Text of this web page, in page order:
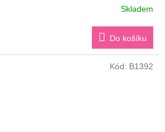
Skladem
Do košíku
Kód: B1392